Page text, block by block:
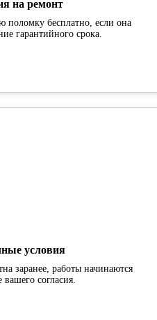
на ремонт
бесплатно, если она
гарантийного срока.
условия
заранее, работы начинаются
вашего согласия.